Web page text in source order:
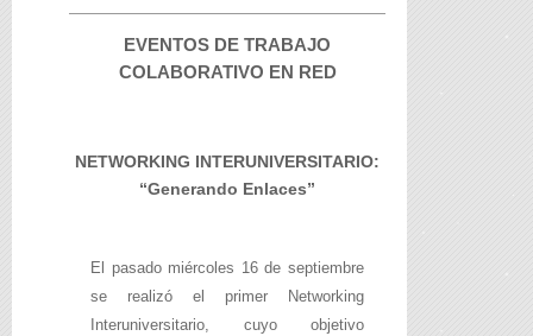
EVENTOS DE TRABAJO
COLABORATIVO EN RED
NETWORKING INTERUNIVERSITARIO:
“Generando Enlaces”
El pasado miércoles 16 de septiembre
se realizó el primer Networking
Interuniversitario, cuyo objetivo